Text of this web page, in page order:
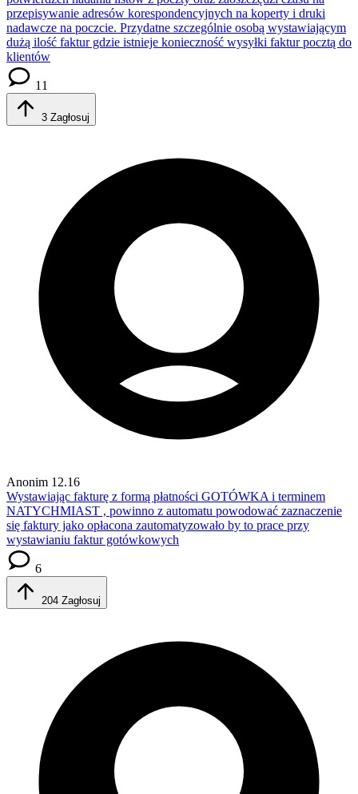
przepisywanie adresów korespondencyjnych na koperty i druki
nadawcze na poczcie. Przydatne szczególnie osobą wystawiającym
dużą ilość faktur gdzie istnieje konieczność wysyłki faktur pocztą do
klientów
11
3 Zagłosuj
Anonim 12.16
Wystawiając fakturę z formą płatności GOTÓWKA i terminem
NATYCHMIAST , powinno z automatu powodować zaznaczenie
się faktury jako opłacona zautomatyzowało by to prace przy
wystawianiu faktur gotówkowych
6
204 Zagłosuj